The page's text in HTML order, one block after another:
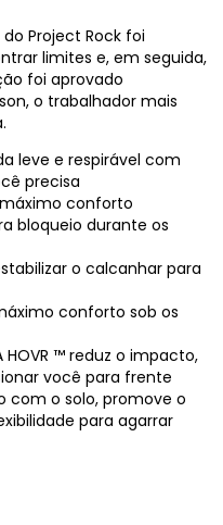
Project Rock foi
limites e, em seguida,
foi aprovado
o trabalhador mais
leve e respirável com
precisa
conforto
bloqueio durante os
o calcanhar para
conforto sob os
™ reduz o impacto,
você para frente
com o solo, promove o
para agarrar